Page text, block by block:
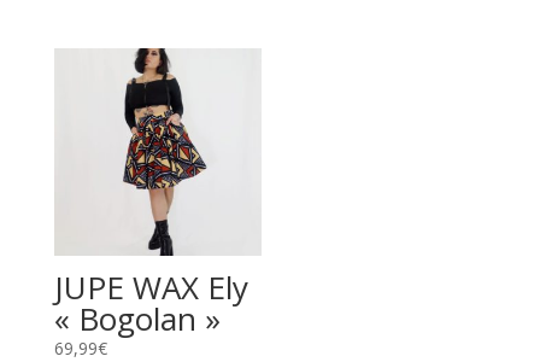
JUPE WAX Ely
« Bogolan »
69,99€